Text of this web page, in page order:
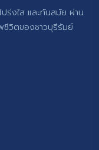
ร่งใส และทันสมัย ผ่าน
วิตของชาวบุรีรัมย์